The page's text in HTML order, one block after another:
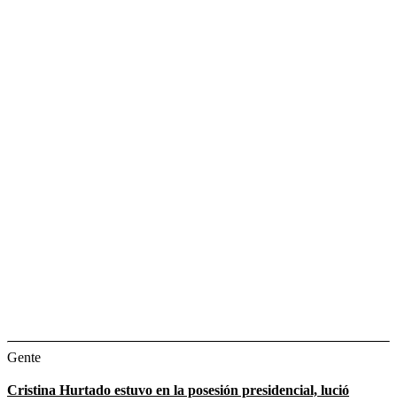
Gente
Cristina Hurtado estuvo en la posesión presidencial, lució